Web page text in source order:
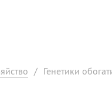
/ Генетики